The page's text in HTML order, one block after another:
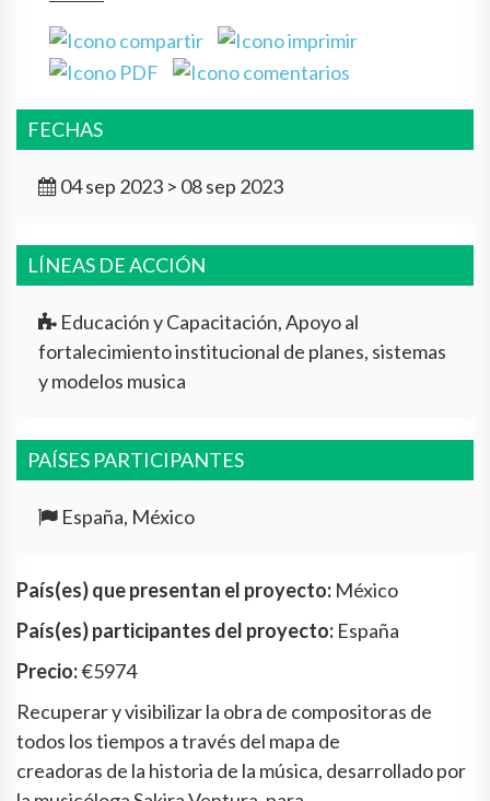
FECHAS
04 sep 2023 > 08 sep 2023
LÍNEAS DE ACCIÓN
Educación y Capacitación, Apoyo al
fortalecimiento institucional de planes, sistemas
y modelos musica
PAÍSES PARTICIPANTES
España, México
País(es) que presentan el proyecto: México
País(es) participantes del proyecto: España
Precio:€5974
Recuperar y visibilizar la obra de compositoras de
todos los tiempos a través del mapa de
creadoras de la historia de la música, desarrollado por